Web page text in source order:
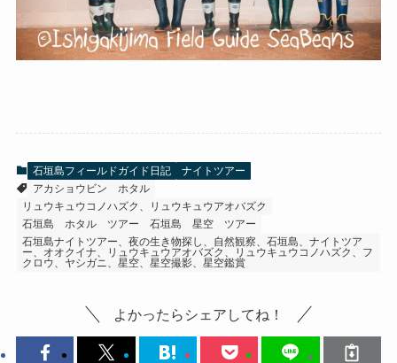
石垣島フィールドガイド日記
ナイトツアー
アカショウビン
ホタル
リュウキュウコノハズク、リュウキュウアオバズク
石垣島 ホタル ツアー
石垣島 星空 ツアー
石垣島ナイトツアー、夜の生き物探し、自然観察、石垣島、ナイトツア
ー、オオクイナ、リュウキュウアオバズク、リュウキュウコノハズク、フ
クロウ、ヤシガニ、星空、星空撮影、星空鑑賞
よかったらシェアしてね！